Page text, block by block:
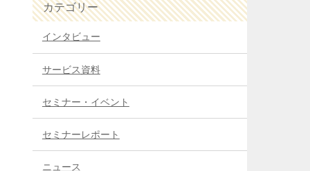
カテゴリー
インタビュー
サービス資料
セミナー・イベント
セミナーレポート
ニュース